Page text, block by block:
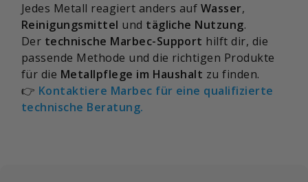
Jedes Metall reagiert anders auf Wasser,
Reinigungsmittel und tägliche Nutzung.
Der technische Marbec-Support hilft dir, die
passende Methode und die richtigen Produkte
für die Metallpflege im Haushalt zu finden.
👉 Kontaktiere Marbec für eine qualifizierte
technische Beratung.